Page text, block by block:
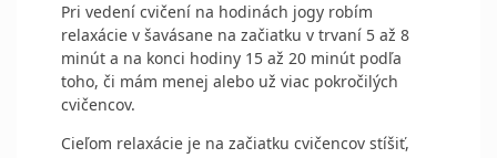
Pri vedení cvičení na hodinách jogy robím
relaxácie v šavásane na začiatku v trvaní 5 až 8
minút a na konci hodiny 15 až 20 minút podľa
toho, či mám menej alebo už viac pokročilých
cvičencov.
Cieľom relaxácie je na začiatku cvičencov stíšiť,